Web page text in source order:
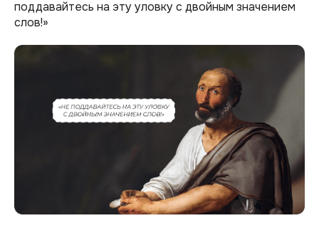
поддавайтесь на эту уловку с двойным значением
слов!»